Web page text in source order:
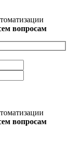
вопросам
вопросам